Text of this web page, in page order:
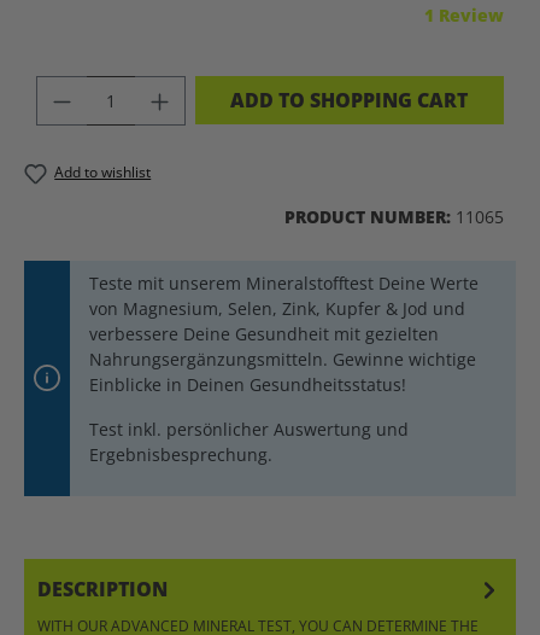
1 Review
PRODUCT QUANTITY: ENTER THE
ADD TO SHOPPING CART
Add to wishlist
PRODUCT NUMBER: 11065
Teste mit unserem Mineralstofftest Deine Werte
von Magnesium, Selen, Zink, Kupfer & Jod und
verbessere Deine Gesundheit mit gezielten
Nahrungsergänzungsmitteln. Gewinne wichtige
Einblicke in Deinen Gesundheitsstatus!
Test inkl. persönlicher Auswertung und
Ergebnisbesprechung.
DESCRIPTION
WITH OUR ADVANCED MINERAL TEST, YOU CAN DETERMINE THE